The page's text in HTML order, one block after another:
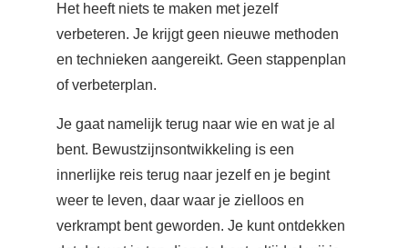
Het heeft niets te maken met jezelf
verbeteren. Je krijgt geen nieuwe methoden
en technieken aangereikt. Geen stappenplan
of verbeterplan.
Je gaat namelijk terug naar wie en wat je al
bent. Bewustzijnsontwikkeling is een
innerlijke reis terug naar jezelf en je begint
weer te leven, daar waar je zielloos en
verkrampt bent geworden. Je kunt ontdekken